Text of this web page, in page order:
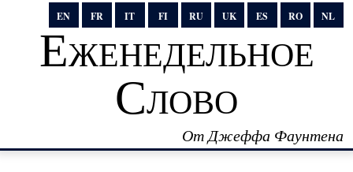
EN FR IT FI RU UK ES RO NL
Еженедельное
Слово
От Джеффа Фаунтена